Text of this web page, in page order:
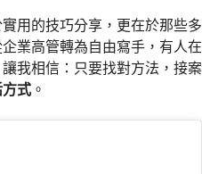
用的技巧分享，更在於那些多
企業高管轉為自由寫手，有人在
我相信：只要找對方法，接案
式 。